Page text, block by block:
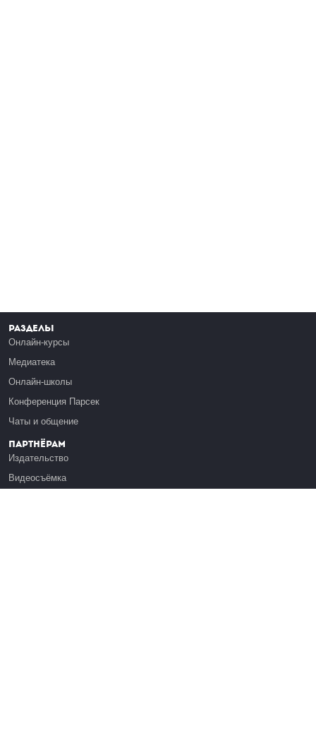
Разделы
Онлайн-курсы
Медиатека
Онлайн-школы
Конференция Парсек
Чаты и общение
Партнёрам
Издательство
Видеосъёмка